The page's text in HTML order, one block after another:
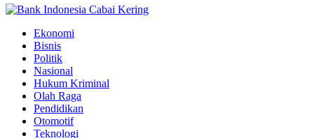
Ekonomi
Bisnis
Politik
Nasional
Hukum Kriminal
Olah Raga
Pendidikan
Otomotif
Teknologi